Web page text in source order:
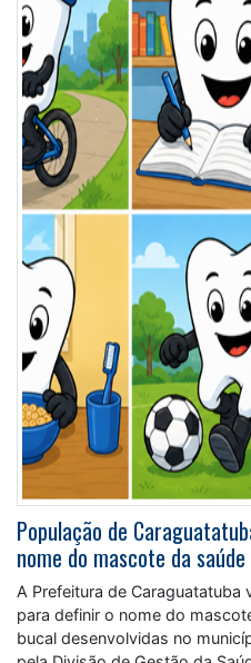
População de
nome do mascote da
A Prefeitura de
para definir o nome do
bucal desenvolvidas no